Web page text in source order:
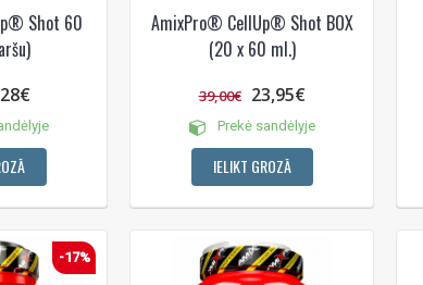
Shot 60
AmixPro® CellUp® Shot BOX
(20 x 60 ml.)
39,00€ 23,95€
Prekė sandėlyje
IELIKT GROZĀ
-17%